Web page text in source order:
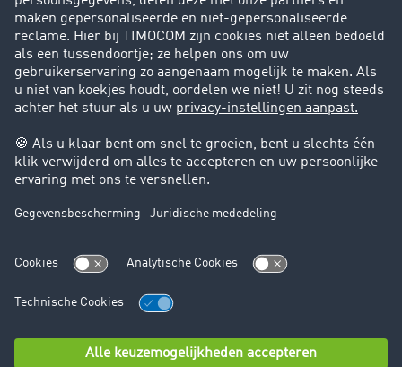
Klanten werven klanten
Support
Contact
Juridische informatie
Juridische info
Algemene voorwaarden